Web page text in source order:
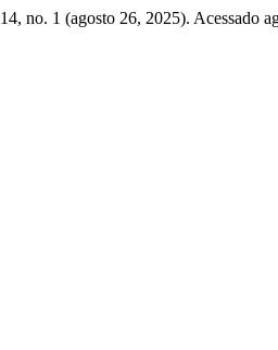
14, no. 1 (agosto 26, 2025). Acessado